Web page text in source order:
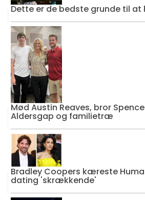
Dette er de bedste grunde til
Mød Austin Reaves, bror
Aldersgap og familietræ
Bradley Coopers kæreste
dating 'skrækkende'